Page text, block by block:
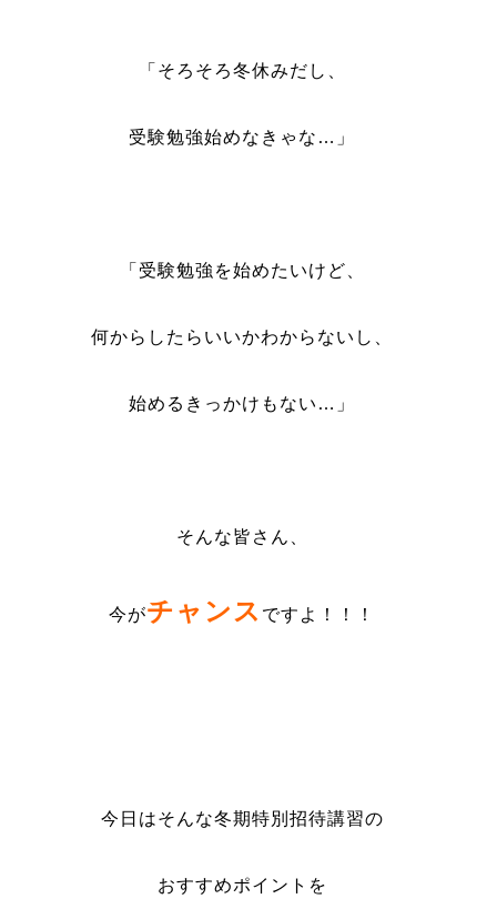
「そろそろ冬休みだし、
受験勉強始めなきゃな…」
「受験勉強を始めたいけど、
何からしたらいいかわからないし、
始めるきっかけもない…」
そんな皆さん、
今がチャンス ですよ！！！
今日はそんな冬期特別招待講習の
おすすめポイントを